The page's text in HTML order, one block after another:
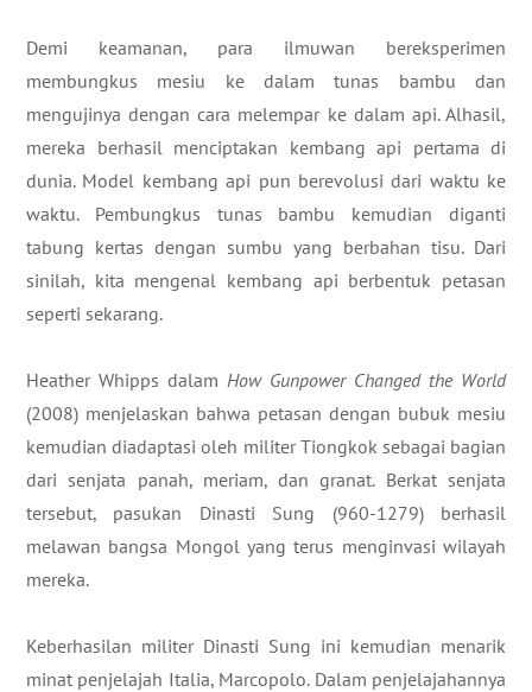
Demi keamanan, para ilmuwan bereksperimen
membungkus mesiu ke dalam tunas bambu dan
mengujinya dengan cara melempar ke dalam api. Alhasil,
mereka berhasil menciptakan kembang api pertama di
dunia. Model kembang api pun berevolusi dari waktu ke
waktu. Pembungkus tunas bambu kemudian diganti
tabung kertas dengan sumbu yang berbahan tisu. Dari
sinilah, kita mengenal kembang api berbentuk petasan
seperti sekarang.
Heather Whipps dalam How Gunpower Changed the World
(2008) menjelaskan bahwa petasan dengan bubuk mesiu
kemudian diadaptasi oleh militer Tiongkok sebagai bagian
dari senjata panah, meriam, dan granat. Berkat senjata
tersebut, pasukan Dinasti Sung (960-1279) berhasil
melawan bangsa Mongol yang terus menginvasi wilayah
mereka.
Keberhasilan militer Dinasti Sung ini kemudian menarik
minat penjelajah Italia, Marcopolo. Dalam penjelajahannya